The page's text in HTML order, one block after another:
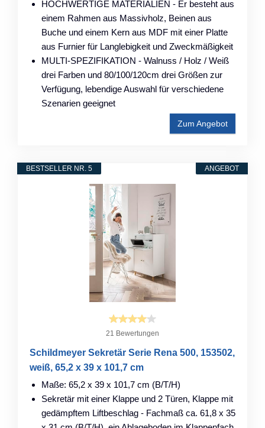
HOCHWERTIGE MATERIALIEN - Er besteht aus
einem Rahmen aus Massivholz, Beinen aus
Buche und einem Kern aus MDF mit einer Platte
aus Furnier für Langlebigkeit und Zweckmäßigkeit
MULTI-SPEZIFIKATION - Walnuss / Holz / Weiß
drei Farben und 80/100/120cm drei Größen zur
Verfügung, lebendige Auswahl für verschiedene
Szenarien geeignet
Zum Angebot
ANGEBOT
BESTSELLER NR. 5
21 Bewertungen
Schildmeyer Sekretär Serie Rena 500, 153502,
weiß, 65,2 x 39 x 101,7 cm
Maße: 65,2 x 39 x 101,7 cm (B/T/H)
Sekretär mit einer Klappe und 2 Türen, Klappe mit
gedämpftem Liftbeschlag - Fachmaß ca. 61,8 x 35